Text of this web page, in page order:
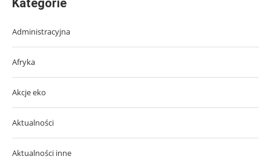
Administracyjna
Afryka
Akcje eko
Aktualności
Aktualności inne